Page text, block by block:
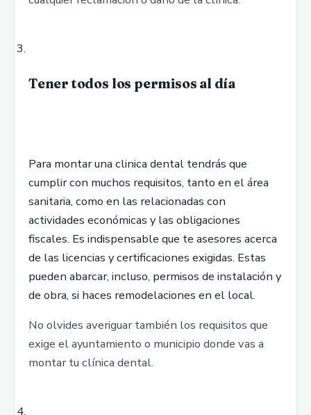
Tener todos los permisos al día
Para montar una clinica dental tendrás que
cumplir con muchos requisitos, tanto en el área
sanitaria, como en las relacionadas con
actividades económicas y las obligaciones
fiscales. Es indispensable que te asesores acerca
de las licencias y certificaciones exigidas. Estas
pueden abarcar, incluso, permisos de instalación y
de obra, si haces remodelaciones en el local.
No olvides averiguar también los requisitos que
exige el ayuntamiento o municipio donde vas a
montar tu clínica dental.